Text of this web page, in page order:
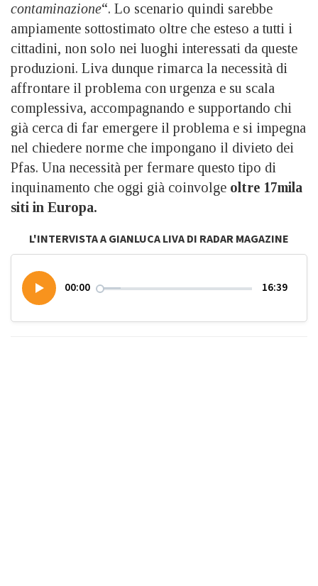
contaminazione“. Lo scenario quindi sarebbe
ampiamente sottostimato oltre che esteso a tutti i
cittadini, non solo nei luoghi interessati da queste
produzioni. Liva dunque rimarca la necessità di
affrontare il problema con urgenza e su scala
complessiva, accompagnando e supportando chi
già cerca di far emergere il problema e si impegna
nel chiedere norme che impongano il divieto dei
Pfas. Una necessità per fermare questo tipo di
inquinamento che oggi già coinvolge oltre 17mila
siti in Europa.
L'INTERVISTA A GIANLUCA LIVA DI RADAR MAGAZINE
00:00 16:39